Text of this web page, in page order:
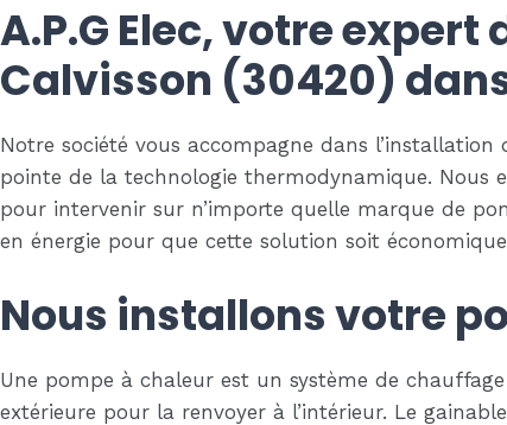
A.P.G Elec, votre
Calvisson (30420)
Notre société vous accompagne dans
pointe de la technologie thermodynamique. Nous
pour intervenir sur n’importe quelle marque de
en énergie pour que cette solution soit
Nous installons votre
Une pompe à chaleur est un système de
extérieure pour la renvoyer à l’intérieur. Le